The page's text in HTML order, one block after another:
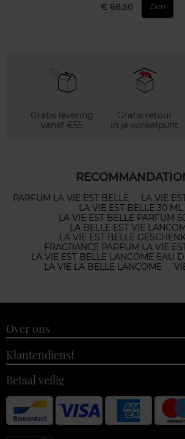
€ 68,50 Zien
Gratis levering
vanaf €55
Gratis retour
in je winkelpunt
PARFUM LA VIE EST BELLE
LA VIE
LA VIE EST BELLE 30 ML
LA VIE EST BELLE PARFUM
LA BELLE EST VIE
LA VIE EST BELLE
FRAGRANCE PARFUM LA VIE
LA VIE EST BELLE LANCOME EAU
LA VIE LA BELLE LANCOME
Over ons
Klantendienst
Betaal veilig